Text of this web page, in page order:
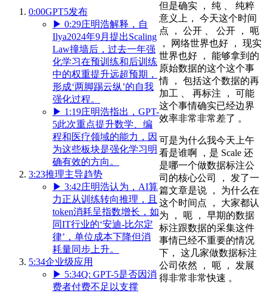
0:00GPT5发布
▶ 0:29庄明浩解释，自
Ilya2024年9月提出Scaling
Law撞墙后，过去一年强
化学习在预训练和后训练
中的权重提升远超预期，
形成‘两脚踢云纵’的自我
强化过程。
▶ 1:19庄明浩指出，GPT-
5此次重点提升数学、编
程和医疗领域的能力，因
为这些板块是强化学习明
确有效的方向。
3:23推理主导趋势
▶ 3:42庄明浩认为，AI算
力正从训练转向推理，且
token消耗呈指数增长，如
同IT行业的‘安迪-比尔定
律’，单位成本下降但消
耗量同步上升。
5:34企业级应用
▶ 5:34Q: GPT-5是否因消
费者付费不足以支撑
但是确实 ， 纯 、 纯粹
意义上， 今天这个时间
点 ， 公开 、 公开 ， 呃
， 网络世界也好 ， 现实
世界也好 ， 能够拿到的
原始数据的这个这个事
情 ， 包括这个数据的再
加工 、 再标注 ， 可能
这个事情确实已经边界
效率非常非常差了 。
可是为什么我今天上午
看是谁啊 ，是 Scale 还
是哪一个做数据标注公
司的核心公司 ， 发了一
篇文章是说 ， 为什么在
这个时间点 ， 大家都认
为 ， 呃 ， 早期的数据
标注跟数据的采集这件
事情已经不重要的情况
下， 这几家做数据标注
公司依然 ， 呃 ， 发展
得非常非常快速 。